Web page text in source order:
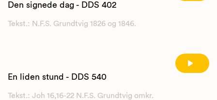
Den signede dag - DDS 402
Tekst.: N.F.S. Grundtvig 1826 og 1846.
En liden stund - DDS 540
Tekst.: Joh 16,16-22 N.F.S. Grundtvig omkr.